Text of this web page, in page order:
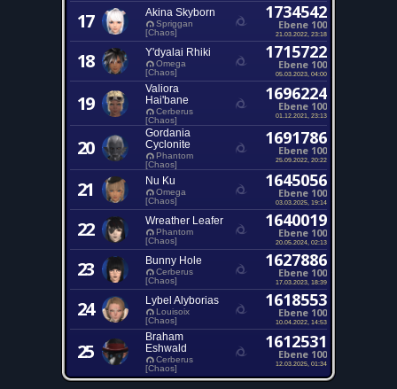
17 Akina Skyborn
Spriggan
[Chaos]
1734542
Ebene 100
21.03.2022, 23:18
18 Y'dyalai Rhiki
Omega
[Chaos]
1715722
Ebene 100
05.03.2023, 04:00
19
Valiora
Hai'bane
Cerberus
[Chaos]
1696224
Ebene 100
01.12.2021, 23:13
20
Gordania
Cyclonite
Phantom
[Chaos]
1691786
Ebene 100
25.09.2022, 20:22
21 Nu Ku
Omega
[Chaos]
1645056
Ebene 100
03.03.2025, 19:14
22 Wreather Leafer
Phantom
[Chaos]
1640019
Ebene 100
20.05.2024, 02:13
23 Bunny Hole
Cerberus
[Chaos]
1627886
Ebene 100
17.03.2023, 18:39
24 Lybel Alyborias
Louisoix
[Chaos]
1618553
Ebene 100
10.04.2022, 14:53
25
Braham
Eshwald
Cerberus
[Chaos]
1612531
Ebene 100
12.03.2025, 01:34